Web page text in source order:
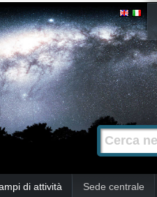
Cerca nel
di attività Sede centrale